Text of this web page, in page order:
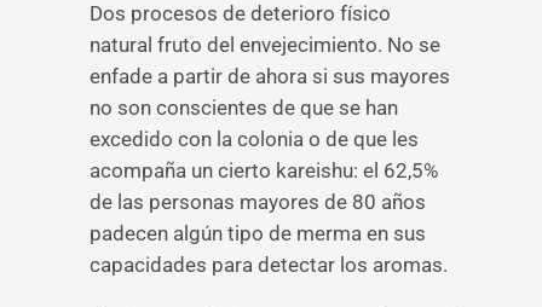
Dos procesos de deterioro físico
natural fruto del envejecimiento. No se
enfade a partir de ahora si sus mayores
no son conscientes de que se han
excedido con la colonia o de que les
acompaña un cierto kareishu: el 62,5%
de las personas mayores de 80 años
padecen algún tipo de merma en sus
capacidades para detectar los aromas.